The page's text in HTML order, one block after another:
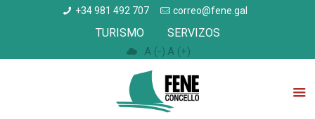
+34 981 492 707 correo@fene.gal
TURISMO SERVIZOS
A (-) A (+)